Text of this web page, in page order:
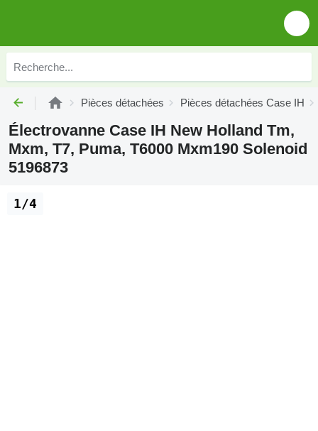
Pièces détachées Pièces détachées Case IH
Électrovanne Case IH New Holland Tm,
Mxm, T7, Puma, T6000 Mxm190 Solenoid
5196873
1/4